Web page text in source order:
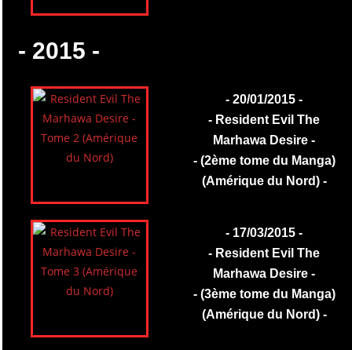
- 2015 -
- 20/01/2015 -
- Resident Evil The
Marhawa Desire -
- (2ème tome du Manga)
(Amérique du Nord) -
- 17/03/2015 -
- Resident Evil The
Marhawa Desire -
- (3ème tome du Manga)
(Amérique du Nord) -